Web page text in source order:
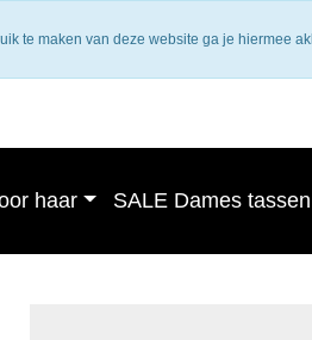
haar SALE Dames
te maken van deze website ga je hiermee